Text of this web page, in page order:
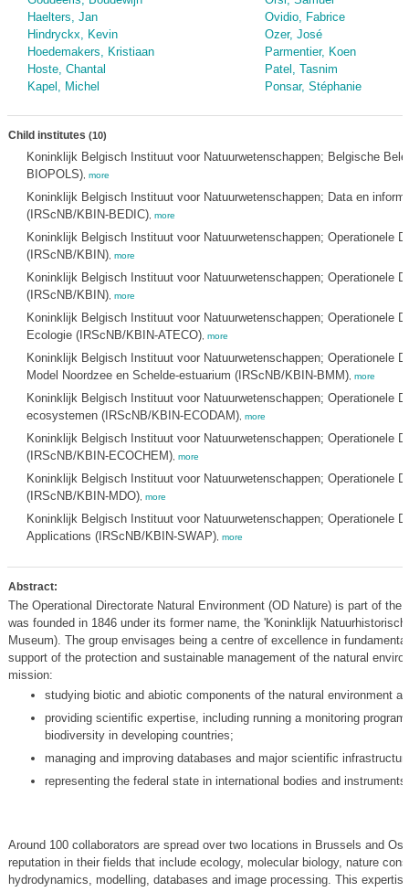
Haelters, Jan
Hindryckx, Kevin
Hoedemakers, Kristiaan
Hoste, Chantal
Kapel, Michel
Ovidio, Fabrice
Ozer, José
Parmentier, Koen
Patel, Tasnim
Ponsar, Stéphanie
Child institutes (10)
Koninklijk Belgisch Instituut voor Natuurwetenschappen; Belgische
BIOPOLS), more
Koninklijk Belgisch Instituut voor Natuurwetenschappen; Data en
(IRScNB/KBIN-BEDIC), more
Koninklijk Belgisch Instituut voor Natuurwetenschappen; Operationele
(IRScNB/KBIN), more
Koninklijk Belgisch Instituut voor Natuurwetenschappen; Operationele
(IRScNB/KBIN), more
Koninklijk Belgisch Instituut voor Natuurwetenschappen; Operationele
Ecologie (IRScNB/KBIN-ATECO), more
Koninklijk Belgisch Instituut voor Natuurwetenschappen; Operationele
Model Noordzee en Schelde-estuarium (IRScNB/KBIN-BMM), more
Koninklijk Belgisch Instituut voor Natuurwetenschappen; Operationele
ecosystemen (IRScNB/KBIN-ECODAM), more
Koninklijk Belgisch Instituut voor Natuurwetenschappen; Operationele
(IRScNB/KBIN-ECOCHEM), more
Koninklijk Belgisch Instituut voor Natuurwetenschappen; Operationele
(IRScNB/KBIN-MDO), more
Koninklijk Belgisch Instituut voor Natuurwetenschappen; Operationele
Applications (IRScNB/KBIN-SWAP), more
Abstract:
The Operational Directorate Natural Environment (OD Nature) is part of
was founded in 1846 under its former name, the 'Koninklijk
Museum). The group envisages being a centre of excellence in
support of the protection and sustainable management of the natural
mission:
studying biotic and abiotic components of the natural environment
providing scientific expertise, including running a monitoring
biodiversity in developing countries;
managing and improving databases and major scientific
representing the federal state in international bodies and instruments.
Around 100 collaborators are spread over two locations in Brussels and
reputation in their fields that include ecology, molecular biology, nature
hydrodynamics, modelling, databases and image processing. This